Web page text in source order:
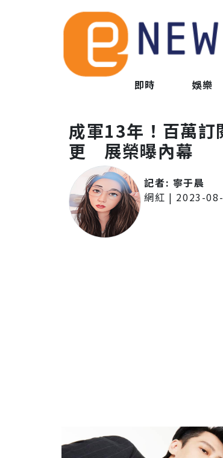
即時 娛樂
成軍13年！百萬訂
更 展榮曝內幕
記者: 寧于晨
網紅 | 2023-